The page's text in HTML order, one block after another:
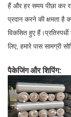
हैं और हर समय पीछा कर
प्रदान करने की क्षमता
विकसित हुए
लिए, हमारे पास सामग्री
पैकेजिंग और शिपिंग: